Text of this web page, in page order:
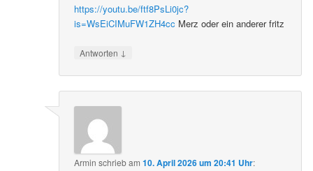
https://youtu.be/ftf8PsLi0jc?
is=WsEiCIMuFW1ZH4cc Merz oder ein anderer fritz
Antworten ↓
Armin schriebam10. April 2026 um 20:41 Uhr: